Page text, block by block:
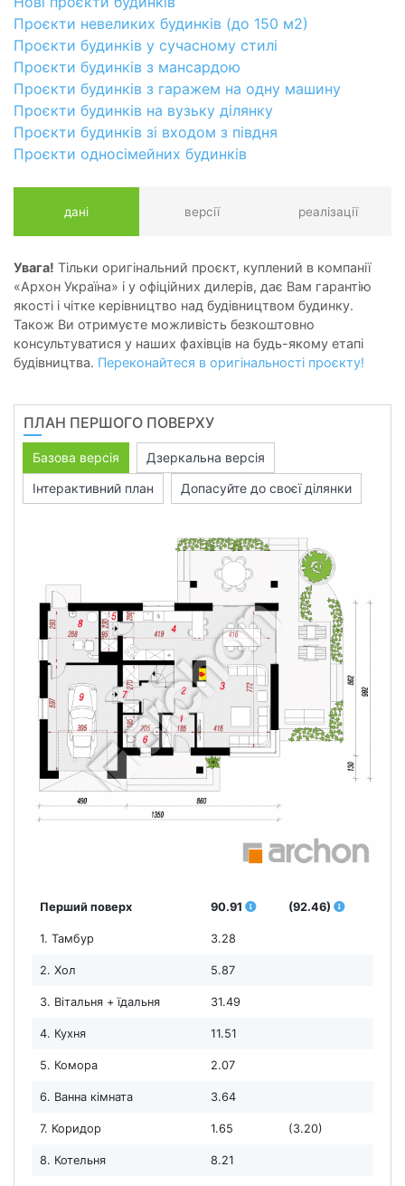
Проєкти невеликих будинків (до 150 м2)
Проєкти будинків у сучасному стилі
Проєкти будинків з мансардою
Проєкти будинків з гаражем на одну машину
Проєкти будинків на вузьку ділянку
Проєкти будинків зі входом з півдня
Проєкти односімейних будинків
дані версії реалізації
Увага! Тільки оригінальний проєкт, куплений в компанії
«Архон Україна» і у офіційних дилерів, дає Вам гарантію
якості і чітке керівництво над будівництвом будинку.
Також Ви отримуєте можливість безкоштовно
консультуватися у наших фахівців на будь-якому етапі
будівництва. Переконайтеся в оригінальності проєкту!
ПЛАН ПЕРШОГО ПОВЕРХУ
Базова версія
Дзеркальна версія
Інтерактивний план
Допасуйте до своєї ділянки
Перший поверх 90.91 (92.46)
1. Тамбур 3.28
2. Хол 5.87
3. Вітальня + їдальня 31.49
4. Кухня 11.51
5. Комора 2.07
6. Ванна кімната 3.64
7. Коридор 1.65 (3.20)
8. Котельня 8.21